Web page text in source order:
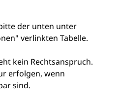
der unten unter
verlinkten Tabelle.
kein Rechtsanspruch.
erfolgen, wenn
sind.